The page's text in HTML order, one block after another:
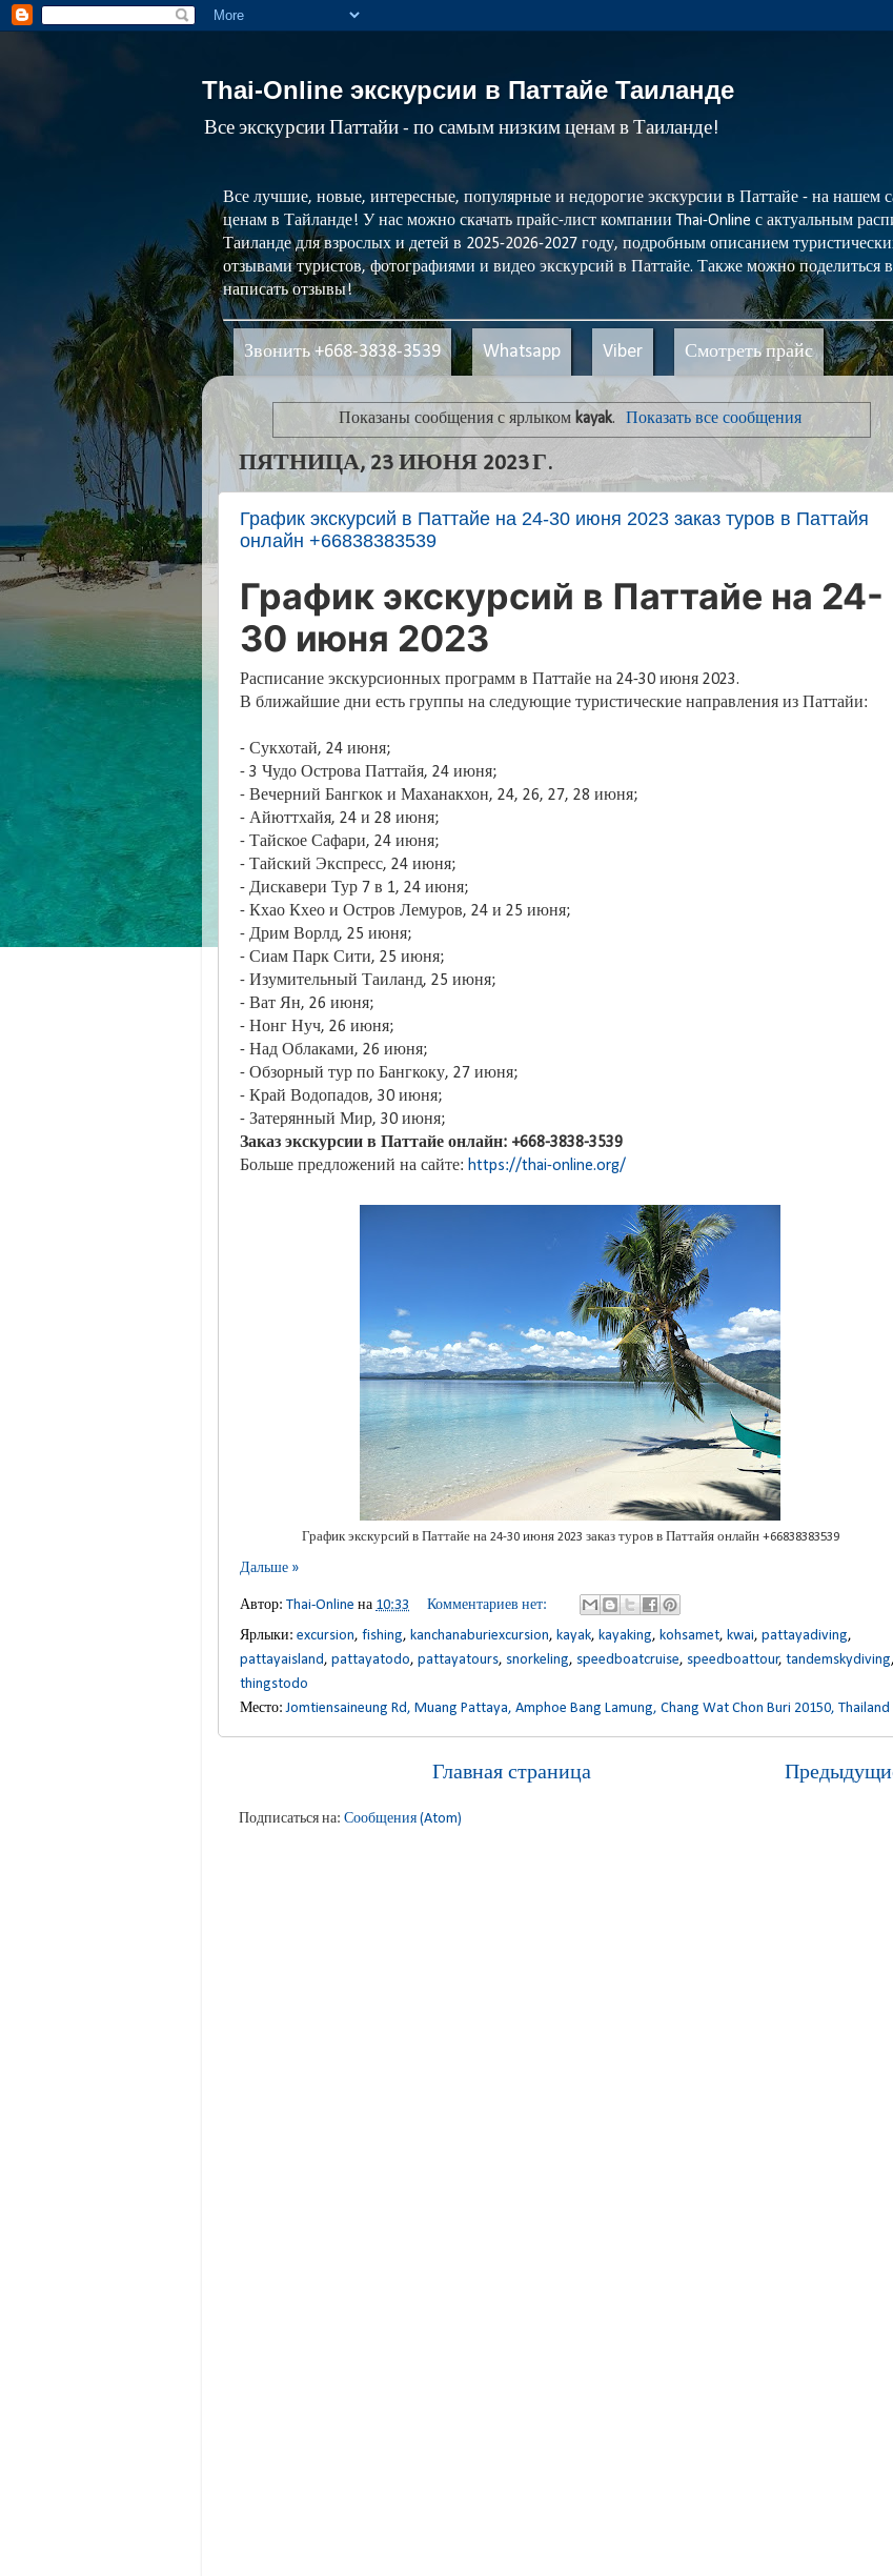
Thai-Online экскурсии в Паттайе Таиланде
Все экскурсии Паттайи - по самым низким ценам в Таиланде!
Все лучшие, новые, интересные, популярные и недорогие экскурсии в Паттайе - на
ценам в Тайланде! У нас можно скачать прайс-лист компании Thai-Online с актуальным
Таиланде для взрослых и детей в 2025-2026-2027 году, подробным описанием
отзывами туристов, фотографиями и видео экскурсий в Паттайе. Также можно поделиться
написать отзывы!
Звонить +668-3838-3539 Whatsapp Viber Смотреть прайс
Показаны сообщения с ярлыком kayak. Показать все сообщения
ПЯТНИЦА, 23 ИЮНЯ 2023 Г.
График экскурсий в Паттайе на 24-30 июня 2023 заказ туров в Паттайя
онлайн +66838383539
График экскурсий в Паттайе на 24-
30 июня 2023
Расписание экскурсионных программ в Паттайе на 24-30 июня 2023.
В ближайшие дни есть группы на следующие туристические направления из Паттайи:
- Сукхотай, 24 июня;
- 3 Чудо Острова Паттайя, 24 июня;
- Вечерний Бангкок и Маханакхон, 24, 26, 27, 28 июня;
- Айюттхайя, 24 и 28 июня;
- Тайское Сафари, 24 июня;
- Тайский Экспресс, 24 июня;
- Дискавери Тур 7 в 1, 24 июня;
- Кхао Кхео и Остров Лемуров, 24 и 25 июня;
- Дрим Ворлд, 25 июня;
- Сиам Парк Сити, 25 июня;
- Изумительный Таиланд, 25 июня;
- Ват Ян, 26 июня;
- Нонг Нуч, 26 июня;
- Над Облаками, 26 июня;
- Обзорный тур по Бангкоку, 27 июня;
- Край Водопадов, 30 июня;
- Затерянный Мир, 30 июня;
Заказ экскурсии в Паттайе онлайн: +668-3838-3539
Больше предложений на сайте: https://thai-online.org/
График экскурсий в Паттайе на 24-30 июня 2023 заказ туров в Паттайя онлайн +66838383539
Дальше »
Автор: Thai-Online на 10:33
Комментариев нет:
Ярлыки: excursion, fishing, kanchanaburiexcursion, kayak, kayaking, kohsamet, kwai, pattayadiving,
pattayaisland, pattayatodo, pattayatours, snorkeling, speedboatcruise, speedboattour, tandemskydiving,
thingstodo
Место:Jomtiensaineung Rd, Muang Pattaya, Amphoe Bang Lamung, Chang Wat Chon Buri 20150, Thailand
Главная страница
Подписаться на: Сообщения (Atom)